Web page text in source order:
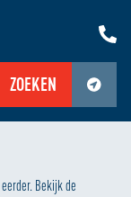
ZOEKEN
zijn uitgeschakeld.
functie te gebruiken.
Bekijk de